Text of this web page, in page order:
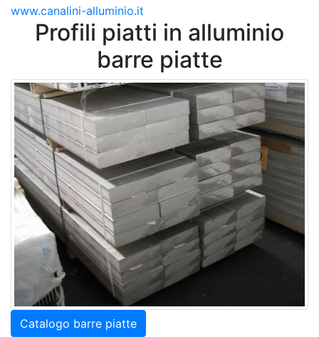
www.canalini-alluminio.it
Profili piatti in alluminio
barre piatte
Catalogo barre piatte